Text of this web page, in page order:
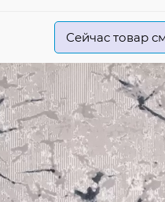
Сейчас товар